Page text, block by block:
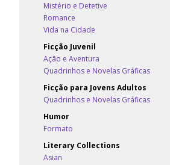
Mistério e Detetive
Romance
Vida na Cidade
Ficção Juvenil
Ação e Aventura
Quadrinhos e Novelas Gráficas
Ficção para Jovens Adultos
Quadrinhos e Novelas Gráficas
Humor
Formato
Literary Collections
Asian